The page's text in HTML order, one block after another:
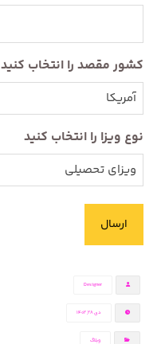
کشور مقصد را انتخاب کنید
نوع ویزا را انتخاب کنید
Designer
دی ۲۸, ۱۴۰۲
وبلاگ